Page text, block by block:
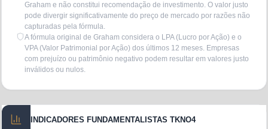
Graham e não constitui recomendação de investimento. O valor justo
pode divergir significativamente do preço de mercado por razões não
capturadas pela fórmula.
A fórmula original de Graham considera o LPA (Lucro por Ação) e o
VPA (Valor Patrimonial por Ação) dos últimos 12 meses. Empresas
com prejuízo ou patrimônio negativo podem resultar em valores justo
inválidos ou nulos.
INDICADORES FUNDAMENTALISTAS TKNO4